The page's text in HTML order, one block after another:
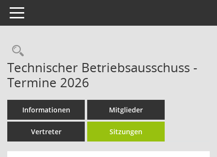
Toggle navigation
Rechercheauswahl
Technischer Betriebsausschuss -
Termine 2026
Informationen Mitglieder
Vertreter Sitzungen